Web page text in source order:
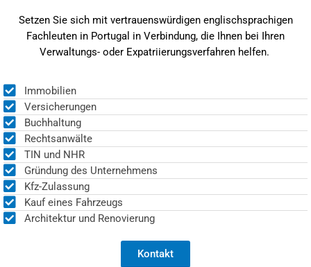
Setzen Sie sich mit vertrauenswürdigen englischsprachigen
Fachleuten in Portugal in Verbindung, die Ihnen bei Ihren
Verwaltungs- oder Expatriierungsverfahren helfen.
Immobilien
Versicherungen
Buchhaltung
Rechtsanwälte
TIN und NHR
Gründung des Unternehmens
Kfz-Zulassung
Kauf eines Fahrzeugs
Architektur und Renovierung
Kontakt